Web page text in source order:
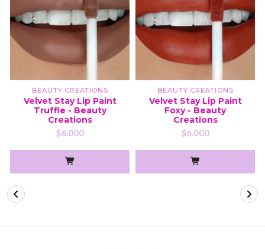
BEAUTY CREATIONS
Velvet Stay Lip Paint
Truffle - Beauty
Creations
$6.000
BEAUTY CREATIONS
Velvet Stay Lip Paint
Foxy - Beauty
Creations
$6.000